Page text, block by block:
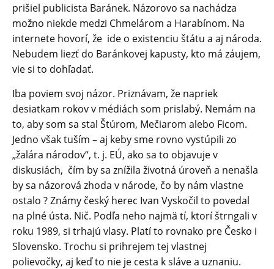
prišiel publicista Baránek. Názorovo sa nachádza
možno niekde medzi Chmelárom a Harabínom. Na
internete hovorí, že ide o existenciu štátu a aj národa.
Nebudem liezť do Baránkovej kapusty, kto má záujem,
vie si to dohľadať.
Iba poviem svoj názor. Priznávam, že napriek
desiatkam rokov v médiách som prislabý. Nemám na
to, aby som sa stal Štúrom, Mečiarom alebo Ficom.
Jedno však tuším – aj keby sme rovno vystúpili zo
„žalára národov“, t. j. EÚ, ako sa to objavuje v
diskusiách, čím by sa znížila životná úroveň a nenašla
by sa názorová zhoda v národe, čo by nám vlastne
ostalo ? Známy český herec Ivan Vyskočil to povedal
na plné ústa. Nič. Podľa neho najmä tí, ktorí štrngali v
roku 1989, si trhajú vlasy. Platí to rovnako pre Česko i
Slovensko. Trochu si prihrejem tej vlastnej
polievočky, aj keď to nie je cesta k sláve a uznaniu.